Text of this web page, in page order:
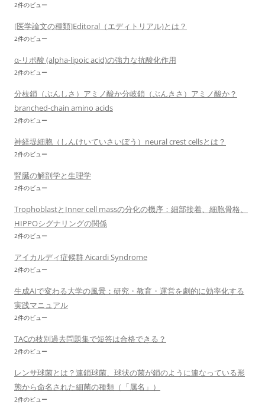
2件のビュー
[医学論文の種類]Editoral（エディトリアル)とは？
2件のビュー
α-リポ酸 (alpha-lipoic acid)の強力な抗酸化作用
2件のビュー
分枝鎖（ぶんしさ）アミノ酸か分岐鎖（ぶんきさ）アミノ酸か？
branched-chain amino acids
2件のビュー
神経堤細胞（しんけいていさいぼう）neural crest cellsとは？
2件のビュー
腎臓の解剖学と生理学
2件のビュー
TrophoblastとInner cell massの分化の機序：細部接着、細胞骨格、
HIPPOシグナリングの関係
2件のビュー
アイカルディ症候群 Aicardi Syndrome
2件のビュー
生成AIで変わる大学の風景：研究・教育・運営を劇的に効率化する
実践マニュアル
2件のビュー
TACの枝別過去問題集で短答は合格できる？
2件のビュー
レンサ球菌とは？連鎖球菌、球状の菌が鎖のように連なっている形
態から命名された細菌の種類（「属名」）
2件のビュー